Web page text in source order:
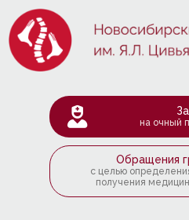
на очный
Обращения
с целью
получения